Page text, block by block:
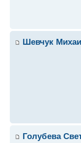
Шевчук
Голубева